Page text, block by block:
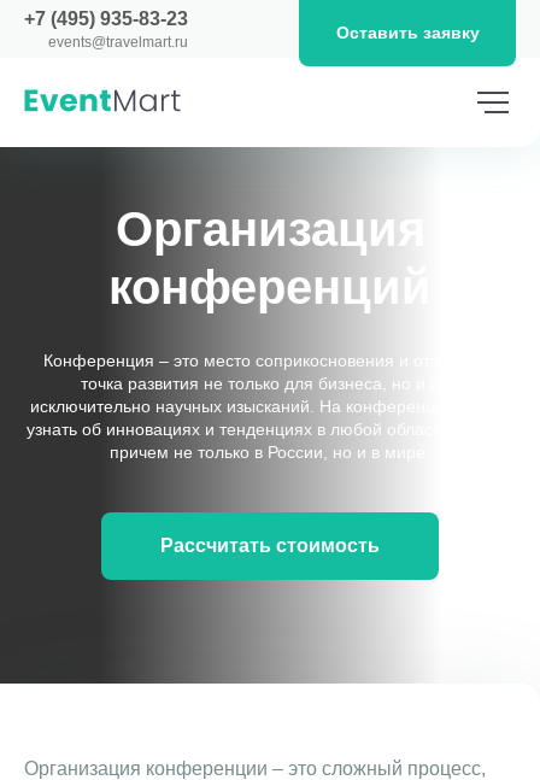
+7 (495) 935-83-23
events@travelmart.ru Оставить заявку
Организация
конференций
Конференция – это место соприкосновения и отправная
точка развития не только для бизнеса, но и для
исключительно научных изысканий. На конференции можно
узнать об инновациях и тенденциях в любой области знаний,
причем не только в России, но и в мире.
Рассчитать стоимость
Организация конференции – это сложный процесс,